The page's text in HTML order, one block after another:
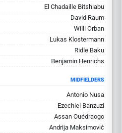
El Chadaille Bitshiabu
David Raum
Willi Orban
Lukas Klostermann
Ridle Baku
Benjamin Henrichs
MIDFIELDERS
Antonio Nusa
Ezechiel Banzuzi
Assan Ouédraogo
Andrija Maksimović